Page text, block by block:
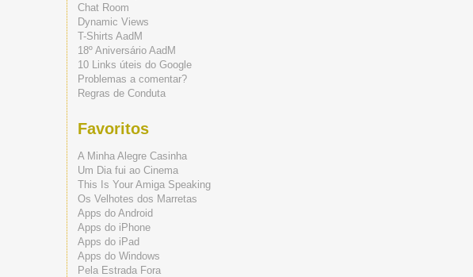
Chat Room
Dynamic Views
T-Shirts AadM
18º Aniversário AadM
10 Links úteis do Google
Problemas a comentar?
Regras de Conduta
Favoritos
A Minha Alegre Casinha
Um Dia fui ao Cinema
This Is Your Amiga Speaking
Os Velhotes dos Marretas
Apps do Android
Apps do iPhone
Apps do iPad
Apps do Windows
Pela Estrada Fora